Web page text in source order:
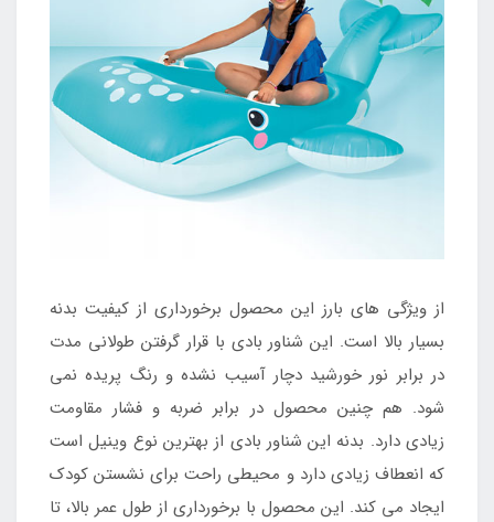
از ویژگی های بارز این محصول برخورداری از کیفیت بدنه
بسیار بالا است. این شناور بادی با قرار گرفتن طولانی مدت
در برابر نور خورشید دچار آسیب نشده و رنگ پریده نمی
شود. هم چنین محصول در برابر ضربه و فشار مقاومت
زیادی دارد. بدنه این شناور بادی از بهترین نوع وینیل است
که انعطاف زیادی دارد و محیطی راحت برای نشستن کودک
ایجاد می کند. این محصول با برخورداری از طول عمر بالا، تا